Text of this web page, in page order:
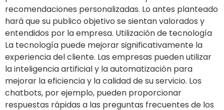
recomendaciones personalizadas. Lo antes planteado
hará que su publico objetivo se sientan valorados y
entendidos por la empresa. Utilización de tecnología
La tecnología puede mejorar significativamente la
experiencia del cliente. Las empresas pueden utilizar
la inteligencia artificial y la automatización para
mejorar la eficiencia y la calidad de su servicio. Los
chatbots, por ejemplo, pueden proporcionar
respuestas rápidas a las preguntas frecuentes de los